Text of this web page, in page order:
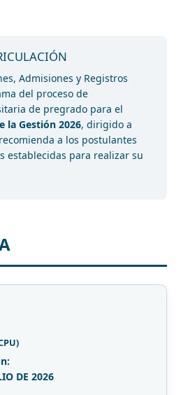
Admisiones y Registros
del proceso de
de pregrado para el
la Gestión 2026, dirigido a
a los postulantes
establecidas para realizar su
DE 2026